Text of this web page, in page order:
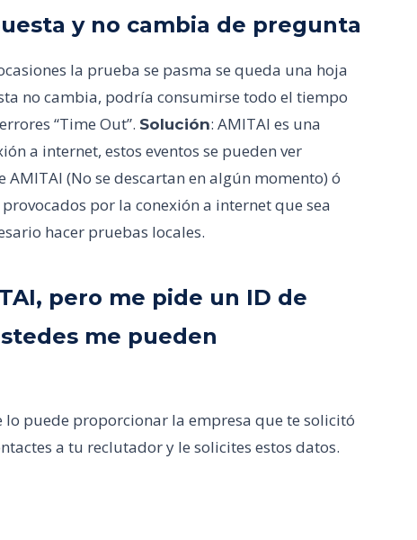
y no cambia de pregunta
la prueba se pasma se queda una hoja
no cambia, podría consumirse todo el tiempo
“Time Out”. Solución: AMITAI es una
a internet, estos eventos se pueden ver
(No se descartan en algún momento) ó
por la conexión a internet que sea
hacer pruebas locales.
pero me pide un ID de
me pueden
lo puede proporcionar la empresa que te solicitó
a tu reclutador y le solicites estos datos.